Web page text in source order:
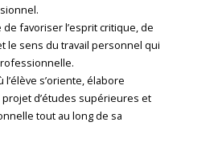
de favoriser l’esprit critique, de
le sens du travail personnel qui
l’élève s’oriente, élabore
d’études supérieures et
tout au long de sa